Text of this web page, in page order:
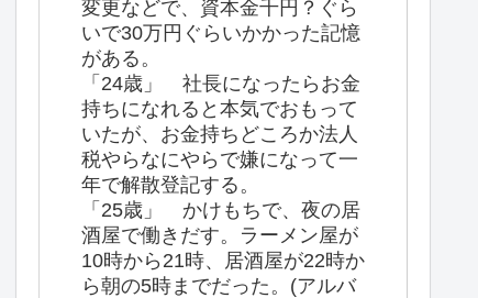
変更などで、資本金千円？ぐら
いで30万円ぐらいかかった記憶
がある。
「24歳」 社長になったらお金
持ちになれると本気でおもって
いたが、お金持ちどころか法人
税やらなにやらで嫌になって一
年で解散登記する。
「25歳」 かけもちで、夜の居
酒屋で働きだす。ラーメン屋が
10時から21時、居酒屋が22時か
ら朝の5時までだった。(アルバ